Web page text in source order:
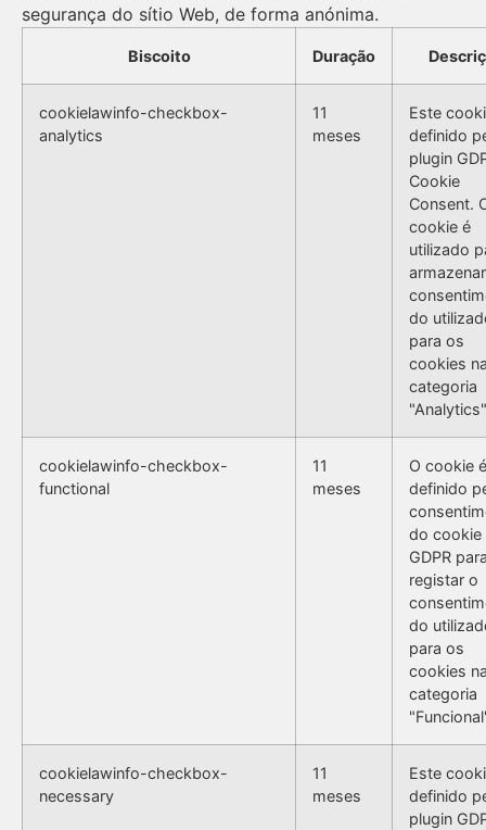
segurança do sítio Web, de forma anónima.
Biscoito Duração
cookielawinfo-checkbox-
analytics
11
meses
Este
definido
plugin
Cookie
Consent.
cookie é
utilizado
do
para os
cookies
categoria
cookielawinfo-checkbox-
functional
11
meses
O cookie é
definido
do cookie
GDPR
registar o
do
para os
cookies
categoria
cookielawinfo-checkbox-
necessary
11
meses
Este
definido
plugin